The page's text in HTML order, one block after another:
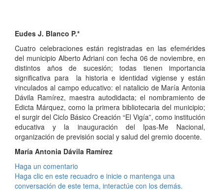
Eudes J. Blanco P.*
Cuatro celebraciones están registradas en las efemérides
del municipio Alberto Adriani con fecha 06 de noviembre, en
distintos años de sucesión; todas tienen importancia
significativa para la historia e identidad vigiense y están
vinculados al campo educativo: el natalicio de María Antonia
Dávila Ramírez, maestra autodidacta; el nombramiento de
Edicta Márquez, como la primera bibliotecaria del municipio;
el surgir del Ciclo Básico Creación “El Vigía”, como institución
educativa y la inauguración del Ipas-Me Nacional,
organización de previsión social y salud del gremio docente.
María Antonia Dávila Ramírez
Haga un comentario
Haga clic en este recuadro e inicie o mantenga una
conversación de este tema, interactúe con los demás.